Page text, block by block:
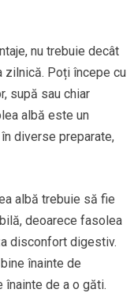
nu trebuie decât
zilnică. Poți începe cu
supă sau chiar
albă este un
diverse preparate,
albă trebuie să fie
deoarece fasolea
disconfort digestiv.
înainte de
înainte de a o găti.